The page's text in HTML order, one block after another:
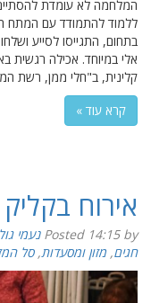
המלחמה לא עומדת
ללמוד להתמודד עם המתח
בתחום, התגייסו לסייע
אלי במיוחד. אכילה רגשית
קלינית, ב"חלי ממן, רשת
קרא עוד »
אירוח
Posted 14:15by נעמי
חגים, מזון ומסעדות,סל